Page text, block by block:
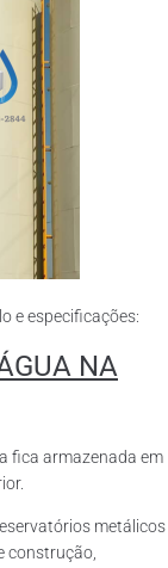
e especificações:
NA
fica armazenada em
metálicos
construção,